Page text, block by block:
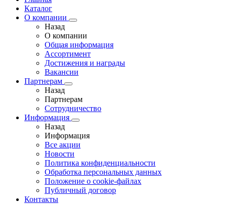
Каталог
О компании
Назад
О компании
Общая информация
Ассортимент
Достижения и награды
Вакансии
Партнерам
Назад
Партнерам
Сотрудничество
Информация
Назад
Информация
Все акции
Новости
Политика конфиденциальности
Обработка персональных данных
Положение о cookie-файлах
Публичный договор
Контакты